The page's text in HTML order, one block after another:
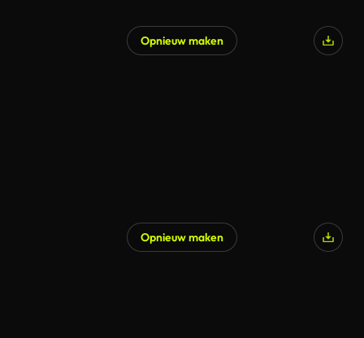
Opnieuw maken
Opnieuw maken